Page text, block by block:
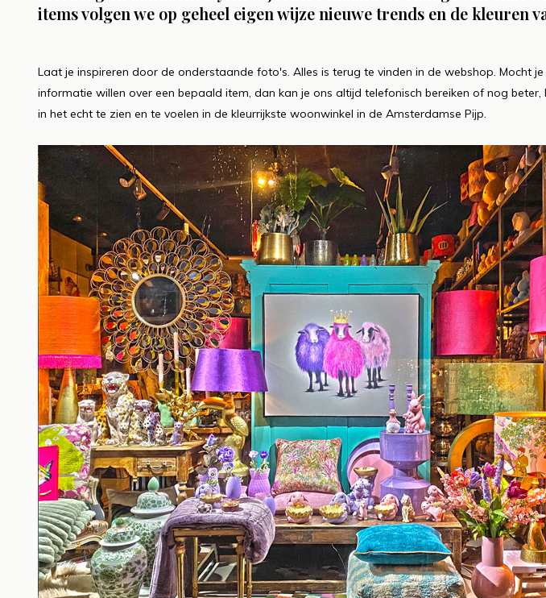
items volgen we op geheel eigen wijze nieuwe trends en de kleuren
Laat je inspireren door de onderstaande foto's. Alles is terug te vinden in de webshop. Mocht
informatie willen over een bepaald item, dan kan je ons altijd telefonisch bereiken of nog
in het echt te zien en te voelen in de kleurrijkste woonwinkel in de Amsterdamse Pijp.
advies
Vrouw met Bloemen